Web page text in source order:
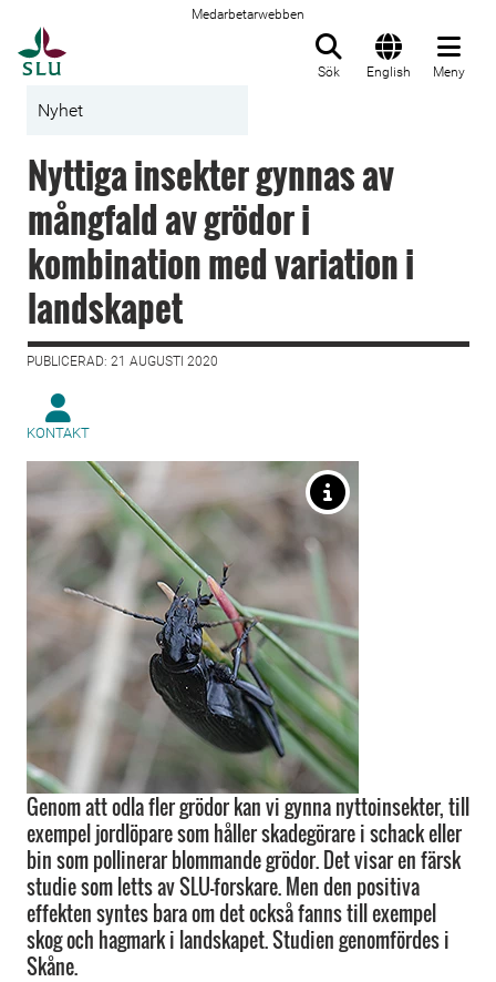
Medarbetarwebben
Sök English Meny
Nyhet
Nyttiga insekter gynnas av
mångfald av grödor i
kombination med variation i
landskapet
PUBLICERAD: 21 AUGUSTI 2020
KONTAKT
Genom att odla fler grödor kan vi gynna nyttoinsekter, till
exempel jordlöpare som håller skadegörare i schack eller
bin som pollinerar blommande grödor. Det visar en färsk
studie som letts av SLU-forskare. Men den positiva
effekten syntes bara om det också fanns till exempel
skog och hagmark i landskapet. Studien genomfördes i
Skåne.